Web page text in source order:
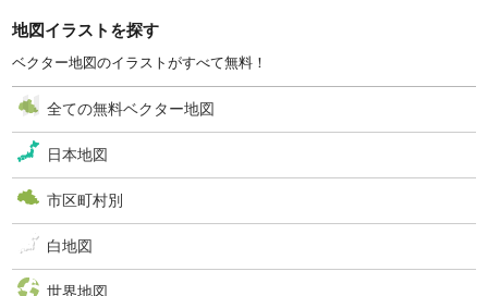
地図イラストを探す
ベクター地図のイラストがすべて無料！
全ての無料ベクター地図
日本地図
市区町村別
白地図
世界地図